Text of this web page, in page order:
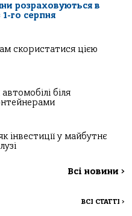
розраховуються в
го серпня
скористатися цією
біля
інвестиції у майбутнє
Всі новини >
ВСІ СТАТТІ >